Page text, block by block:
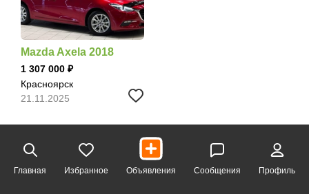
Mazda Axela 2018
1 307 000
Красноярск
21.11.2025
Главная Избранное Объявления Сообщения Профиль